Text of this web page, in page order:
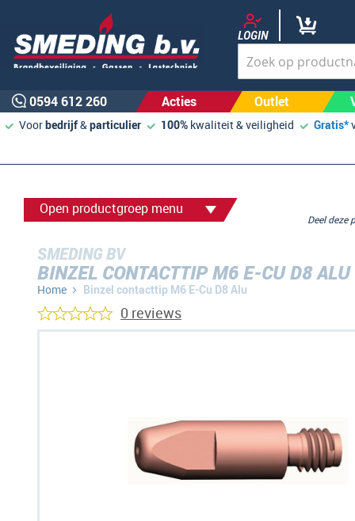
LOGIN
0594 612 260 Acties Outlet
Voorbedrijf&particulier 100% kwaliteit & veiligheid Gratis*
Open productgroep menu
SMEDING BV
BINZEL CONTACTTIP M6 E-CU D8 ALU
Home Binzel contacttip M6 E-Cu D8 Alu
Deel
0 reviews
Ga